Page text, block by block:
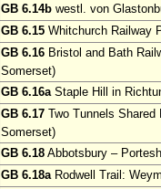
GB 6.14b westl. von
GB 6.15 Whitchurch Railway
GB 6.16 Bristol and Bath
Somerset)
GB 6.16aStaple Hill in
GB 6.17 Two Tunnels
Somerset)
GB 6.18 Abbotsbury –
GB 6.18aRodwell Trail: